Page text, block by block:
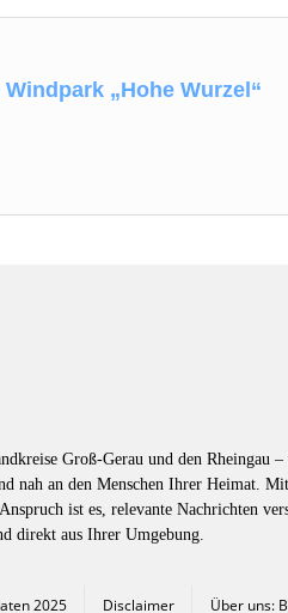
„Hohe Wurzel“
Groß-Gerau und den
nah an den Menschen Ihrer Heimat.
ist es, relevante Nachrichten
direkt aus Ihrer Umgebung.
2025 Disclaimer Über uns: